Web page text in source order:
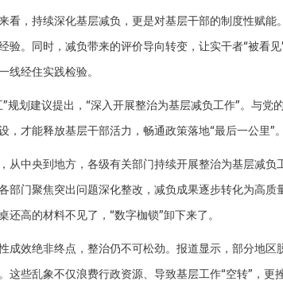
，持续深化基层减负，更是对基层干部的制度性赋能
验。同时，减负带来的评价导向转变，让实干者“被看
线经住实践检验。
划建议提出，“深入开展整治为基层减负工作”。与党
，才能释放基层干部活力，畅通政策落地“最后一公里”。
中央到地方，各级有关部门持续开展整治为基层减负
部门聚焦突出问题深化整改，减负成果逐步转化为高
还高的材料不见了，“数字枷锁”卸下来了。
效绝非终点，整治仍不可松劲。报道显示，部分地区
这些乱象不仅浪费行政资源、导致基层工作“空转”，更